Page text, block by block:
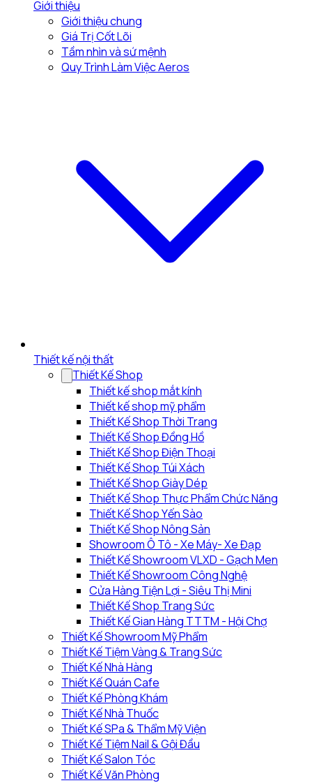
Giới thiệu
Giới thiệu chung
Giá Trị Cốt Lõi
Tầm nhìn và sứ mệnh
Quy Trình Làm Việc Aeros
Thiết kế nội thất
Thiết Kế Shop
Thiết kế shop mắt kính
Thiết kế shop mỹ phẩm
Thiết Kế Shop Thời Trang
Thiết Kế Shop Đồng Hồ
Thiết Kế Shop Điện Thoại
Thiết Kế Shop Túi Xách
Thiết Kế Shop Giày Dép
Thiết Kế Shop Thực Phẩm Chức Năng
Thiết Kế Shop Yến Sào
Thiết Kế Shop Nông Sản
Showroom Ô Tô - Xe Máy- Xe Đạp
Thiết Kế Showroom VLXD - Gạch Men
Thiết Kế Showroom Công Nghệ
Cửa Hàng Tiện Lợi - Siêu Thị Mini
Thiết Kế Shop Trang Sức
Thiết Kế Gian Hàng TTTM - Hội Chợ
Thiết Kế Showroom Mỹ Phẩm
Thiết Kế Tiệm Vàng & Trang Sức
Thiết Kế Nhà Hàng
Thiết Kế Quán Cafe
Thiết Kế Phòng Khám
Thiết Kế Nhà Thuốc
Thiết Kế SPa & Thẩm Mỹ Viện
Thiết Kế Tiệm Nail & Gội Đầu
Thiết Kế Salon Tóc
Thiết Kế Văn Phòng